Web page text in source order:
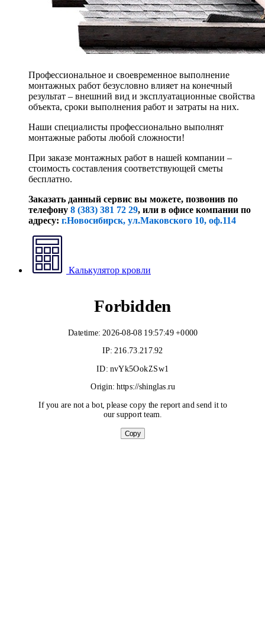
Профессиональное и своевременное выполнение
монтажных работ безусловно влияет на конечный
результат – внешний вид и эксплуатационные свойства
объекта, сроки выполнения работ и затраты на них.
Наши специалисты профессионально выполнят
монтажные работы любой сложности!
При заказе монтажных работ в нашей компании –
стоимость составления соответствующей сметы
бесплатно.
Заказать данный сервис вы можете, позвонив по
телефону 8 (383) 381 72 29, или в офисе компании по
адресу: г.Новосибирск, ул.Маковского 10, оф.114
Калькулятор кровли